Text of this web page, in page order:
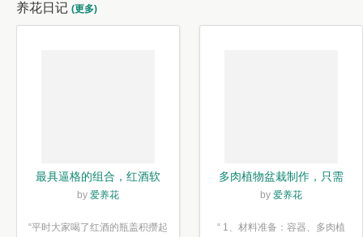
养花日记 (更多)
最具逼格的组合，红酒软
木塞diy多肉植物盆栽
by 爱养花
“平时大家喝了红酒的瓶盖积攒起
多肉植物盆栽制作，只需
简单6步
by 爱养花
“ 1、材料准备：容器、多肉植